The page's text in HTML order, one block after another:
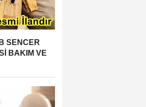
SENCER
BAKIM VE